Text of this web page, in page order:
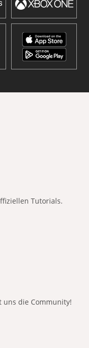
Tutorials.
die Community!